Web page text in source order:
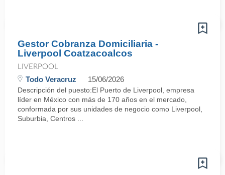
Gestor Cobranza Domiciliaria -
Liverpool Coatzacoalcos
LIVERPOOL
Todo Veracruz 15/06/2026
Descripción del puesto:El Puerto de Liverpool, empresa
líder en México con más de 170 años en el mercado,
conformada por sus unidades de negocio como Liverpool,
Suburbia, Centros ...